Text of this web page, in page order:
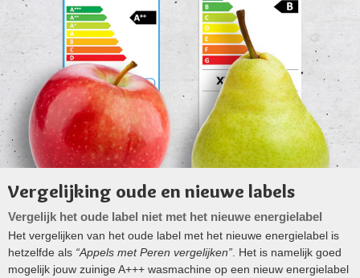
Vergelijking oude en nieuwe labels
Vergelijk het oude label niet met het nieuwe energielabel
Het vergelijken van het oude label met het nieuwe energielabel is
hetzelfde als “Appels met Peren vergelijken” . Het is namelijk goed
mogelijk jouw zuinige A+++ wasmachine op een nieuw energielabel